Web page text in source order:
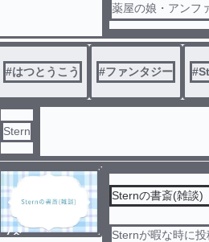
薬屋の娘・アンフ
ある日、森で小さ
その先で彼女が見
大魔法使いの冒険
す 幻奏世
#はつとうこう #ファンタジー #
Stern
ノベ
Sternの書斎(雑談)
Sternが暇な時に